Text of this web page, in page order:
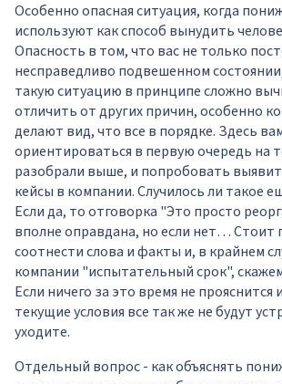
Особенно опасная ситуация, когда
используют как способ вынудить
Опасность в том, что вас не только
несправедливо подвешенном
такую ситуацию в принципе сложно
отличить от других причин, особенно
делают вид, что все в порядке. Здесь
ориентироваться в первую очередь на
разобрали выше, и попробовать
кейсы в компании. Случилось ли такое
Если да, то отговорка "Это просто
вполне оправдана, но если нет… Стоит
соотнести слова и факты и, в крайнем
компании "испытательный срок",
Если ничего за это время не прояснится
текущие условия все так же не будут
уходите.
Отдельный вопрос - как объяснять